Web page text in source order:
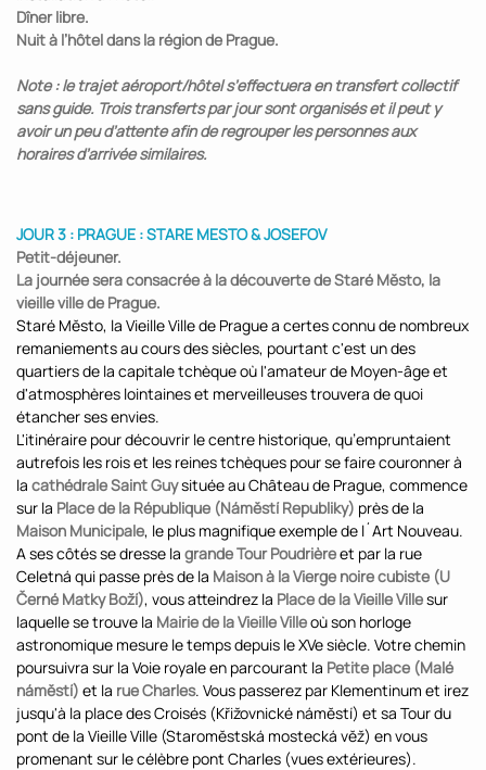
Dîner libre.
Nuit à l’hôtel dans la région de Prague.
Note : le trajet aéroport/hôtel s’effectuera en transfert collectif
sans guide. Trois transferts par jour sont organisés et il peut y
avoir un peu d’attente afin de regrouper les personnes aux
horaires d’arrivée similaires.
JOUR 3 : PRAGUE : STARE MESTO & JOSEFOV
Petit-déjeuner.
La journée sera consacrée à la découverte de Staré Město, la
vieille ville de Prague.
Staré Město, la Vieille Ville de Prague a certes connu de nombreux
remaniements au cours des siècles, pourtant c'est un des
quartiers de la capitale tchèque où l'amateur de Moyen-âge et
d'atmosphères lointaines et merveilleuses trouvera de quoi
étancher ses envies.
L'itinéraire pour découvrir le centre historique, qu’empruntaient
autrefois les rois et les reines tchèques pour se faire couronner à
la cathédrale Saint Guysituée au Château de Prague, commence
sur la Place de la République (Náměstí Republiky) près de la
Maison Municipale, le plus magnifique exemple de l´Art Nouveau.
A ses côtés se dresse la grande Tour Poudrièreet par la rue
Celetná qui passe près de la Maison à la Vierge noire cubiste (U
Černé Matky Boží), vous atteindrez la Place de la Vieille Villesur
laquelle se trouve la Mairie de la Vieille Villeoù son horloge
astronomique mesure le temps depuis le XVe siècle. Votre chemin
poursuivra sur la Voie royale en parcourant la Petite place (Malé
náměstí) et la rue Charles. Vous passerez par Klementinum et irez
jusqu'à la place des Croisés (Křižovnické náměstí) et sa Tour du
pont de la Vieille Ville (Staroměstská mostecká věž) en vous
promenant sur le célèbre pont Charles (vues extérieures).